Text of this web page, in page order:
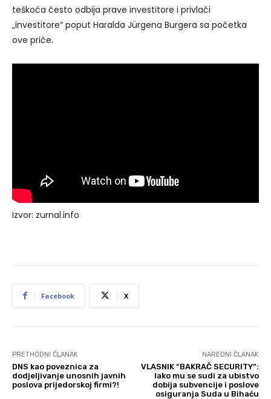
teškoća često odbija prave investitore i privlači
„investitore“ poput Haralda Jürgena Burgera sa početka
ove priče.
Izvor: zurnal.info
Facebook X
PRETHODNI ČLANAK
DNS kao poveznica za
dodjeljivanje unosnih javnih
poslova prijedorskoj firmi?!
NAREDNI ČLANAK
VLASNIK “BAKRAČ SECURITY”:
Iako mu se sudi za ubistvo
dobija subvencije i poslove
osiguranja Suda u Bihaću